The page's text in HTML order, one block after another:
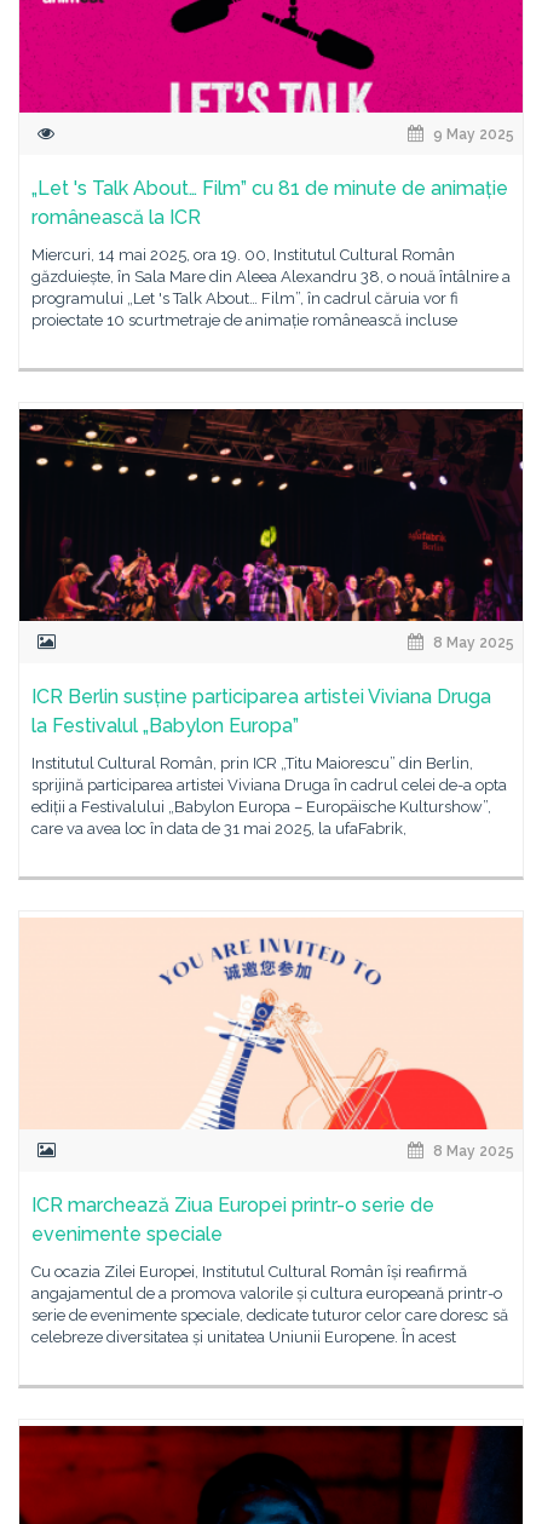
9 May 2025
„Let 's Talk About… Film” cu 81 de minute de animație
românească la ICR
Miercuri, 14 mai 2025, ora 19. 00, Institutul Cultural Român
găzduiește, în Sala Mare din Aleea Alexandru 38, o nouă întâlnire a
programului „Let 's Talk About… Film”, în cadrul căruia vor fi
proiectate 10 scurtmetraje de animație românească incluse
8 May 2025
ICR Berlin susține participarea artistei Viviana Druga
la Festivalul „Babylon Europa”
Institutul Cultural Român, prin ICR „Titu Maiorescu” din Berlin,
sprijină participarea artistei Viviana Druga în cadrul celei de-a opta
ediții a Festivalului „Babylon Europa – Europäische Kulturshow”,
care va avea loc în data de 31 mai 2025, la ufaFabrik,
8 May 2025
ICR marchează Ziua Europei printr-o serie de
evenimente speciale
Cu ocazia Zilei Europei, Institutul Cultural Român își reafirmă
angajamentul de a promova valorile și cultura europeană printr-o
serie de evenimente speciale, dedicate tuturor celor care doresc să
celebreze diversitatea și unitatea Uniunii Europene. În acest